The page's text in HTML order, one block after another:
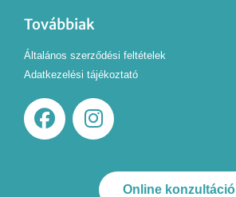
Továbbiak
Általános szerződési feltételek
Adatkezelési tájékoztató
Online konzultáció